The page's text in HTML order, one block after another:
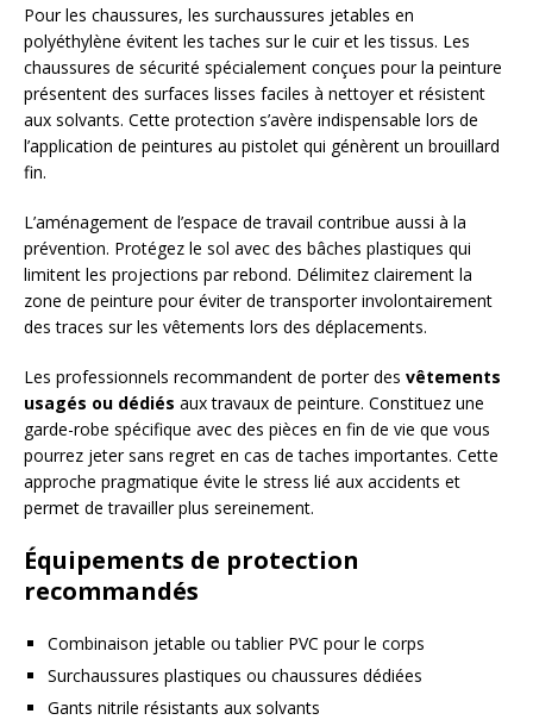
Pour les chaussures, les surchaussures jetables en
polyéthylène évitent les taches sur le cuir et les tissus. Les
chaussures de sécurité spécialement conçues pour la peinture
présentent des surfaces lisses faciles à nettoyer et résistent
aux solvants. Cette protection s’avère indispensable lors de
l’application de peintures au pistolet qui génèrent un brouillard
fin.
L’aménagement de l’espace de travail contribue aussi à la
prévention. Protégez le sol avec des bâches plastiques qui
limitent les projections par rebond. Délimitez clairement la
zone de peinture pour éviter de transporter involontairement
des traces sur les vêtements lors des déplacements.
Les professionnels recommandent de porter des vêtements
usagés ou dédiés aux travaux de peinture. Constituez une
garde-robe spécifique avec des pièces en fin de vie que vous
pourrez jeter sans regret en cas de taches importantes. Cette
approche pragmatique évite le stress lié aux accidents et
permet de travailler plus sereinement.
Équipements de protection
recommandés
Combinaison jetable ou tablier PVC pour le corps
Surchaussures plastiques ou chaussures dédiées
Gants nitrile résistants aux solvants